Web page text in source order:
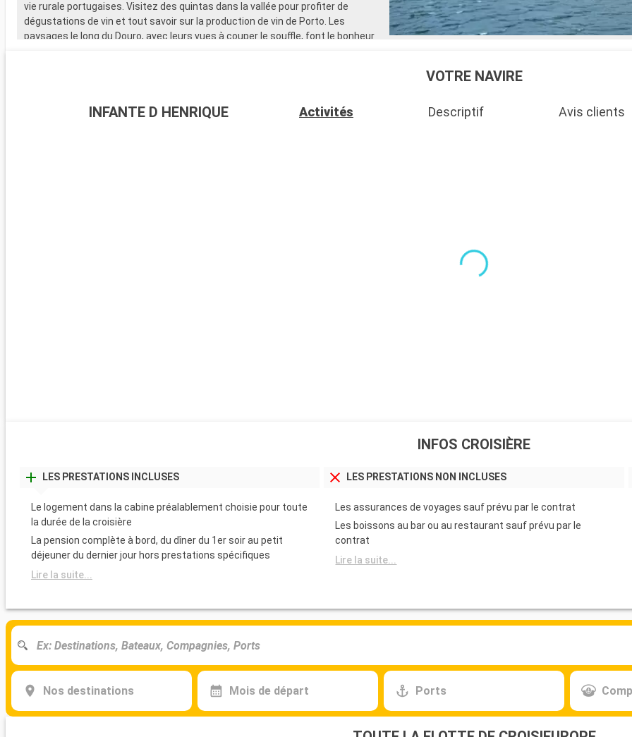
vie rurale portugaises. Visitez des quintas dans la vallée pour profiter de
dégustations de vin et tout savoir sur la production de vin de Porto. Les
paysages le long du Douro, avec leurs vues à couper le souffle, font le bonheur
VOTRE NAVIRE
INFANTE D HENRIQUE Activités Descriptif Avis clients
INFOS CROISIÈRE
LES PRESTATIONS INCLUSES
Le logement dans la cabine préalablement choisie pour toute
la durée de la croisière
La pension complète à bord, du dîner du 1er soir au petit
déjeuner du dernier jour hors prestations spécifiques
Lire la suite...
LES PRESTATIONS NON INCLUSES
Les assurances de voyages sauf prévu par le contrat
Les boissons au bar ou au restaurant sauf prévu par le
contrat
Lire la suite...
Nos destinations Mois de départ Ports